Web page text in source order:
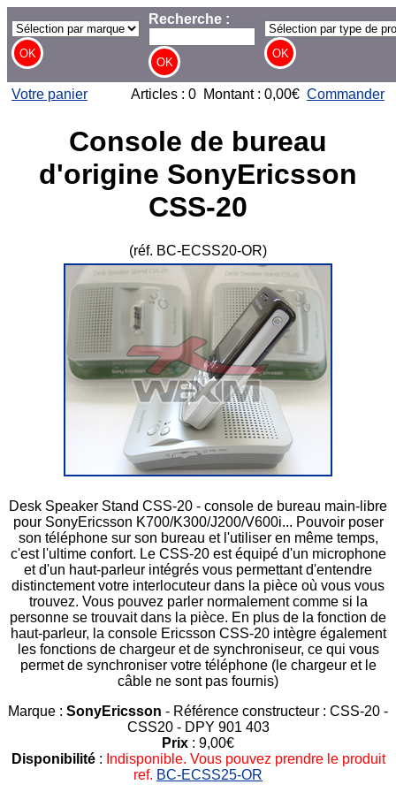
Recherche :
Votre panier Articles : 0 Montant : 0,00€ Commander
Console de bureau
d'origine SonyEricsson
CSS-20
(réf. BC-ECSS20-OR)
Desk Speaker Stand CSS-20 - console de bureau main-libre
pour SonyEricsson K700/K300/J200/V600i... Pouvoir poser
son téléphone sur son bureau et l'utiliser en même temps,
c'est l'ultime confort. Le CSS-20 est équipé d'un microphone
et d'un haut-parleur intégrés vous permettant d'entendre
distinctement votre interlocuteur dans la pièce où vous vous
trouvez. Vous pouvez parler normalement comme si la
personne se trouvait dans la pièce. En plus de la fonction de
haut-parleur, la console Ericsson CSS-20 intègre également
les fonctions de chargeur et de synchroniseur, ce qui vous
permet de synchroniser votre téléphone (le chargeur et le
câble ne sont pas fournis)
Marque : SonyEricsson - Référence constructeur : CSS-20 -
CSS20 - DPY 901 403
Prix : 9,00€
Disponibilité: Indisponible. Vous pouvez prendre le produit
ref. BC-ECSS25-OR